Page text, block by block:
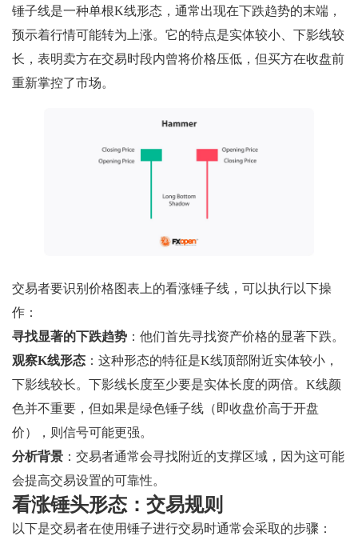
锤子线是一种单根K线形态，通常出现在下跌趋势的末端，
预示着行情可能转为上涨。它的特点是实体较小、下影线较
长，表明卖方在交易时段内曾将价格压低，但买方在收盘前
重新掌控了市场。
交易者要识别价格图表上的看涨锤子线，可以执行以下操
作：
寻找显著的下跌趋势 ：他们首先寻找资产价格的显著下跌。
观察K线形态 ：这种形态的特征是K线顶部附近实体较小，
下影线较长。下影线长度至少要是实体长度的两倍。K线颜
色并不重要，但如果是绿色锤子线（即收盘价高于开盘
价），则信号可能更强。
分析背景 ：交易者通常会寻找附近的支撑区域，因为这可能
会提高交易设置的可靠性。
看涨锤头形态：交易规则
以下是交易者在使用锤子进行交易时通常会采取的步骤：